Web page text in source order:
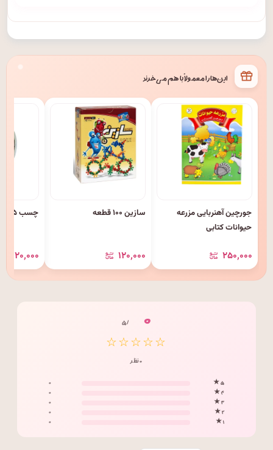
این‌ها را معمولاً با هم می‌خرند
جورچین آهنربایی مزرعه
حیوانات کتابی
۲۵۰٬۰۰۰
سازین ۱۰۰ قطعه
۱۲۰٬۰۰۰
چسب ۵ سانت ۹۰ یارد کویلو
۱۲۰٬۰۰۰
۰ / ۵
☆☆☆☆☆
۰ نظر
۵ ★
۰
۴ ★
۰
۳ ★
۰
۲ ★
۰
۱ ★
۰